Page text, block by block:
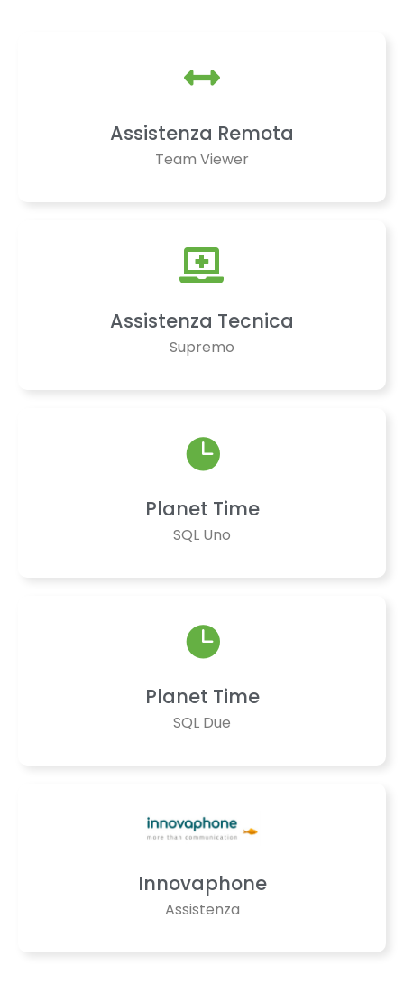
Assistenza Remota
Team Viewer
Assistenza Tecnica
Supremo
Planet Time
SQL Uno
Planet Time
SQL Due
Innovaphone
Assistenza